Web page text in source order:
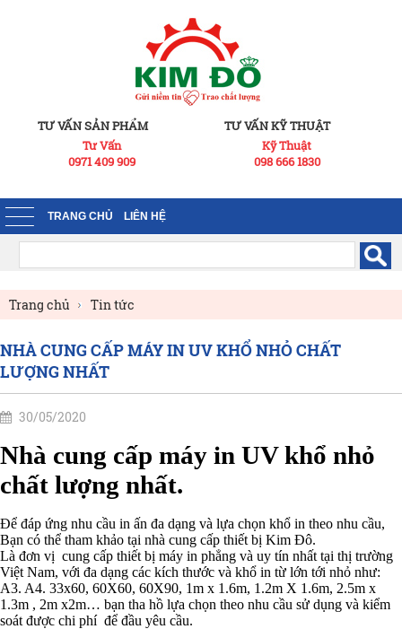
TƯ VẤN SẢN PHẨM
Tư Vấn
0971 409 909
TƯ VẤN KỸ THUẬT
Kỹ Thuật
098 666 1830
TRANG CHỦ LIÊN HỆ
Trang chủ Tin tức
NHÀ CUNG CẤP MÁY IN UV KHỔ NHỎ CHẤT
LƯỢNG NHẤT
30/05/2020
Nhà cung cấp máy in UV khổ nhỏ
chất lượng nhất.
Để đáp ứng nhu cầu in ấn đa dạng và lựa chọn khổ in theo nhu cầu,
Bạn có thể tham khảo tại nhà cung cấp thiết bị Kim Đô.
Là đơn vị cung cấp thiết bị máy in phẳng và uy tín nhất tại thị trường
Việt Nam, với đa dạng các kích thước và khổ in từ lớn tới nhỏ như:
A3. A4. 33x60, 60X60, 60X90, 1m x 1.6m, 1.2m X 1.6m, 2.5m x
1.3m , 2m x2m… bạn tha hồ lựa chọn theo nhu cầu sử dụng và kiểm
soát được chi phí để đầu yêu cầu.